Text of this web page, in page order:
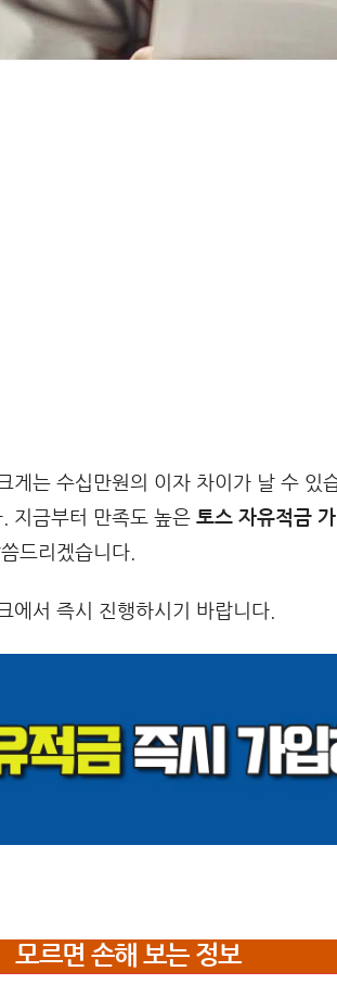
게는 수십만원의 이자 차이가 날 수 있
지금부터 만족도 높은 토스 자유적금
드리겠습니다.
에서 즉시 진행하시기 바랍니다.
모르면 손해 보는 정보